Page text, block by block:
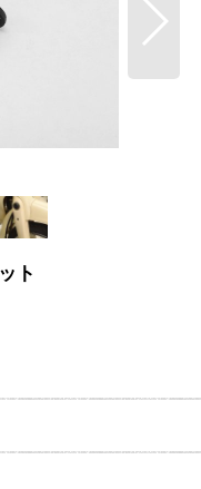
ト